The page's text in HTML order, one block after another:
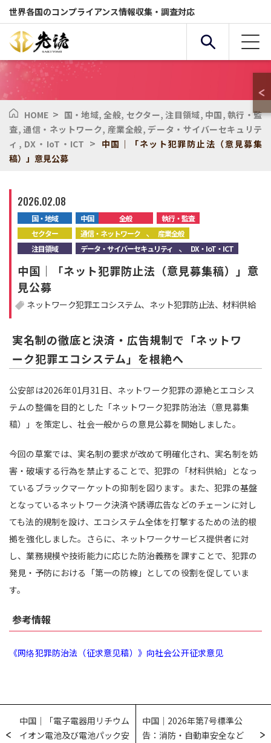
世界各国のコンプライアンス情報収集・調査対応
複合条件検索
サービス
全般
化学物質 環境
注目領域
HOME > 国・地域,全般, セクター,注目領域, 中国,執行・監
査,通信・ネットワーク, 産業全般, データ・サイバーセキュリテ
ィ , DX・IoT・ICT > 中国｜「ネット犯罪防止法（意見募集
稿）」意見公募
2026.02.08
国・地域 中国 全般
執行・監査
セクター
通信・ネットワーク 、産業全般
注目領域
データ・サイバーセキュリティ 、DX・IoT・ICT
中国｜「ネット犯罪防止法（意見募集稿）」意
見公募
ネットワーク犯罪エコシステム ネット犯罪防止法 材料供給
実名制の徹底と決済・広告規制で「ネットワ
ーク犯罪エコシステム」を根絶へ
公安部は2026年01月31日、ネットワーク犯罪の源絶とエコシス
テムの整備を目的とした「ネットワーク犯罪防治法（意見募集
稿）」を策定し、社会一般からの意見公募を開始しました。
今回の草案では、実名制の要求が改めて明確化され、実名制を妨
害・破壊する行為を禁止することで、犯罪の「材料供給」となっ
ているブラックマーケットの抑制を図ります。また、犯罪の基盤
となっているネットワーク決済や誘導広告などのチェーンに対し
ても法的規制を設け、エコシステム全体を打撃するための法的根
拠を強化しました。さらに、ネットワークサービス提供者に対
し、業務規模や技術能力に応じた防治義務を課すことで、犯罪の
発見・予防における「第一の防線」としての役割を促していま
す。
参考情報
《网络犯罪防治法（征求意见稿）》向社会公开征求意见
中国｜「電子電器用リチウム
イオン電池及び電池パック安
中国｜2026年第7号標準公
告：消防・自動車安全など